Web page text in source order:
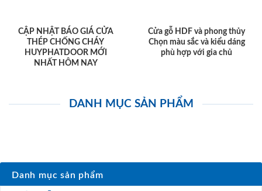
CẬP NHẬT BÁO GIÁ CỬA
THÉP CHỐNG CHÁY
HUYPHATDOOR MỚI
NHẤT HÔM NAY
Cửa gỗ HDF và phong thủy
Chọn màu sắc và kiểu dáng
phù hợp với gia chủ
DANH MỤC SẢN PHẨM
Danh mục sản phẩm